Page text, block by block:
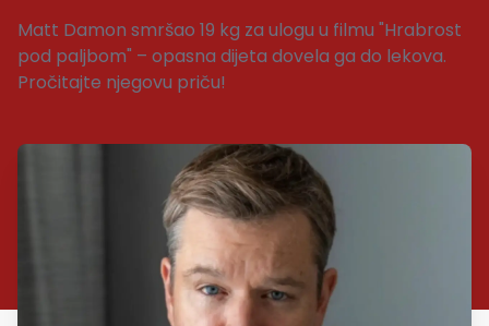
Matt Damon smršao 19 kg za ulogu u filmu "Hrabrost
pod paljbom" – opasna dijeta dovela ga do lekova.
Pročitajte njegovu priču!